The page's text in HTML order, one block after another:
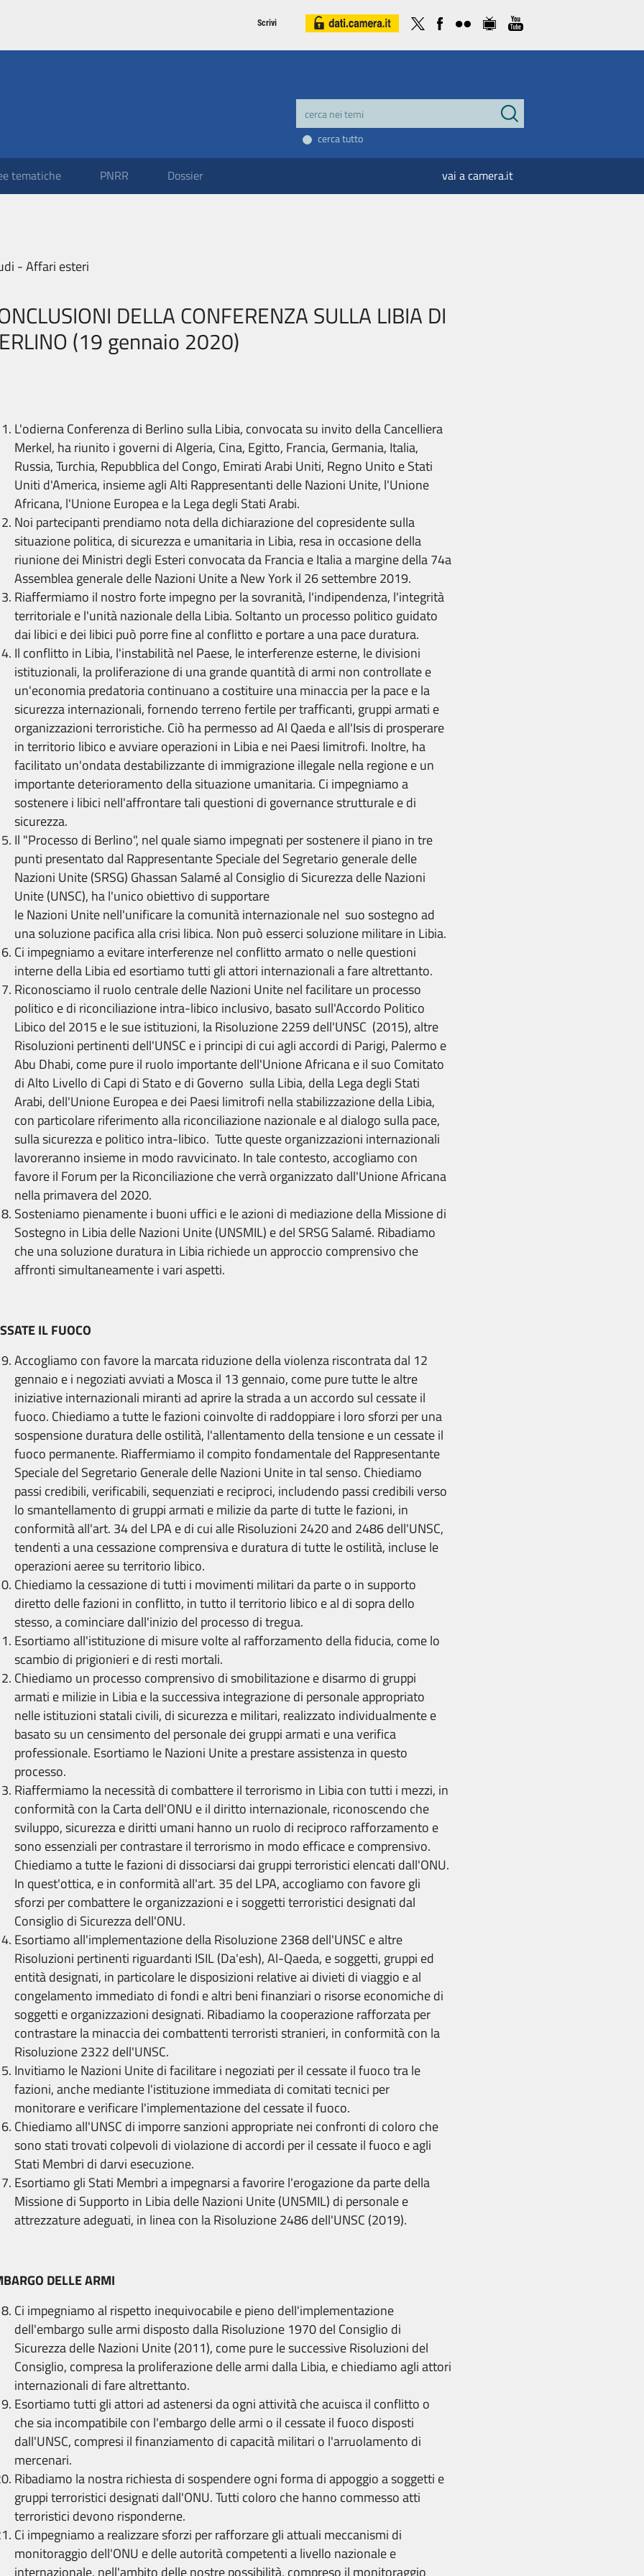
Scrivi
cerca tutto
tematiche PNRR Dossier vai a camera.it
- Affari esteri
DELLA CONFERENZA SULLA LIBIA DI
(19 gennaio 2020)
L'odierna Conferenza di Berlino sulla Libia, convocata su invito della Cancelliera
Merkel, ha riunito i governi di Algeria, Cina, Egitto, Francia, Germania, Italia,
Russia, Turchia, Repubblica del Congo, Emirati Arabi Uniti, Regno Unito e Stati
Uniti d'America, insieme agli Alti Rappresentanti delle Nazioni Unite, l'Unione
Africana, l'Unione Europea e la Lega degli Stati Arabi.
Noi partecipanti prendiamo nota della dichiarazione del copresidente sulla
situazione politica, di sicurezza e umanitaria in Libia, resa in occasione della
riunione dei Ministri degli Esteri convocata da Francia e Italia a margine della 74a
Assemblea generale delle Nazioni Unite a New York il 26 settembre 2019.
Riaffermiamo il nostro forte impegno per la sovranità, l'indipendenza, l'integrità
territoriale e l'unità nazionale della Libia. Soltanto un processo politico guidato
dai libici e dei libici può porre fine al conflitto e portare a una pace duratura.
Il conflitto in Libia, l'instabilità nel Paese, le interferenze esterne, le divisioni
istituzionali, la proliferazione di una grande quantità di armi non controllate e
un'economia predatoria continuano a costituire una minaccia per la pace e la
sicurezza internazionali, fornendo terreno fertile per trafficanti, gruppi armati e
organizzazioni terroristiche. Ciò ha permesso ad Al Qaeda e all'Isis di prosperare
in territorio libico e avviare operazioni in Libia e nei Paesi limitrofi. Inoltre, ha
facilitato un'ondata destabilizzante di immigrazione illegale nella regione e un
importante deterioramento della situazione umanitaria. Ci impegniamo a
sostenere i libici nell'affrontare tali questioni di governance strutturale e di
sicurezza.
Il "Processo di Berlino", nel quale siamo impegnati per sostenere il piano in tre
punti presentato dal Rappresentante Speciale del Segretario generale delle
Nazioni Unite (SRSG) Ghassan Salamé al Consiglio di Sicurezza delle Nazioni
Unite (UNSC), ha l'unico obiettivo di supportare
le Nazioni Unite nell'unificare la comunità internazionale nel suo sostegno ad
una soluzione pacifica alla crisi libica. Non può esserci soluzione militare in Libia.
Ci impegniamo a evitare interferenze nel conflitto armato o nelle questioni
interne della Libia ed esortiamo tutti gli attori internazionali a fare altrettanto.
Riconosciamo il ruolo centrale delle Nazioni Unite nel facilitare un processo
politico e di riconciliazione intra-libico inclusivo, basato sull'Accordo Politico
Libico del 2015 e le sue istituzioni, la Risoluzione 2259 dell'UNSC (2015), altre
Risoluzioni pertinenti dell'UNSC e i principi di cui agli accordi di Parigi, Palermo e
Abu Dhabi, come pure il ruolo importante dell'Unione Africana e il suo Comitato
di Alto Livello di Capi di Stato e di Governo sulla Libia, della Lega degli Stati
Arabi, dell'Unione Europea e dei Paesi limitrofi nella stabilizzazione della Libia,
con particolare riferimento alla riconciliazione nazionale e al dialogo sulla pace,
sulla sicurezza e politico intra-libico. Tutte queste organizzazioni internazionali
lavoreranno insieme in modo ravvicinato. In tale contesto, accogliamo con
favore il Forum per la Riconciliazione che verrà organizzato dall'Unione Africana
nella primavera del 2020.
Sosteniamo pienamente i buoni uffici e le azioni di mediazione della Missione di
Sostegno in Libia delle Nazioni Unite (UNSMIL) e del SRSG Salamé. Ribadiamo
che una soluzione duratura in Libia richiede un approccio comprensivo che
affronti simultaneamente i vari aspetti.
IL FUOCO
Accogliamo con favore la marcata riduzione della violenza riscontrata dal 12
gennaio e i negoziati avviati a Mosca il 13 gennaio, come pure tutte le altre
iniziative internazionali miranti ad aprire la strada a un accordo sul cessate il
fuoco. Chiediamo a tutte le fazioni coinvolte di raddoppiare i loro sforzi per una
sospensione duratura delle ostilità, l'allentamento della tensione e un cessate il
fuoco permanente. Riaffermiamo il compito fondamentale del Rappresentante
Speciale del Segretario Generale delle Nazioni Unite in tal senso. Chiediamo
passi credibili, verificabili, sequenziati e reciproci, includendo passi credibili verso
lo smantellamento di gruppi armati e milizie da parte di tutte le fazioni, in
conformità all'art. 34 del LPA e di cui alle Risoluzioni 2420 and 2486 dell'UNSC,
tendenti a una cessazione comprensiva e duratura di tutte le ostilità, incluse le
operazioni aeree su territorio libico.
Chiediamo la cessazione di tutti i movimenti militari da parte o in supporto
diretto delle fazioni in conflitto, in tutto il territorio libico e al di sopra dello
stesso, a cominciare dall'inizio del processo di tregua.
Esortiamo all'istituzione di misure volte al rafforzamento della fiducia, come lo
scambio di prigionieri e di resti mortali.
Chiediamo un processo comprensivo di smobilitazione e disarmo di gruppi
armati e milizie in Libia e la successiva integrazione di personale appropriato
nelle istituzioni statali civili, di sicurezza e militari, realizzato individualmente e
basato su un censimento del personale dei gruppi armati e una verifica
professionale. Esortiamo le Nazioni Unite a prestare assistenza in questo
processo.
Riaffermiamo la necessità di combattere il terrorismo in Libia con tutti i mezzi, in
conformità con la Carta dell'ONU e il diritto internazionale, riconoscendo che
sviluppo, sicurezza e diritti umani hanno un ruolo di reciproco rafforzamento e
sono essenziali per contrastare il terrorismo in modo efficace e comprensivo.
Chiediamo a tutte le fazioni di dissociarsi dai gruppi terroristici elencati dall'ONU.
In quest'ottica, e in conformità all'art. 35 del LPA, accogliamo con favore gli
sforzi per combattere le organizzazioni e i soggetti terroristici designati dal
Consiglio di Sicurezza dell'ONU.
Esortiamo all'implementazione della Risoluzione 2368 dell'UNSC e altre
Risoluzioni pertinenti riguardanti ISIL (Da'esh), Al-Qaeda, e soggetti, gruppi ed
entità designati, in particolare le disposizioni relative ai divieti di viaggio e al
congelamento immediato di fondi e altri beni finanziari o risorse economiche di
soggetti e organizzazioni designati. Ribadiamo la cooperazione rafforzata per
contrastare la minaccia dei combattenti terroristi stranieri, in conformità con la
Risoluzione 2322 dell'UNSC.
Invitiamo le Nazioni Unite di facilitare i negoziati per il cessate il fuoco tra le
fazioni, anche mediante l'istituzione immediata di comitati tecnici per
monitorare e verificare l'implementazione del cessate il fuoco.
Chiediamo all'UNSC di imporre sanzioni appropriate nei confronti di coloro che
sono stati trovati colpevoli di violazione di accordi per il cessate il fuoco e agli
Stati Membri di darvi esecuzione.
Esortiamo gli Stati Membri a impegnarsi a favorire l'erogazione da parte della
Missione di Supporto in Libia delle Nazioni Unite (UNSMIL) di personale e
attrezzature adeguati, in linea con la Risoluzione 2486 dell'UNSC (2019).
DELLE ARMI
Ci impegniamo al rispetto inequivocabile e pieno dell'implementazione
dell'embargo sulle armi disposto dalla Risoluzione 1970 del Consiglio di
Sicurezza delle Nazioni Unite (2011), come pure le successive Risoluzioni del
Consiglio, compresa la proliferazione delle armi dalla Libia, e chiediamo agli attori
internazionali di fare altrettanto.
Esortiamo tutti gli attori ad astenersi da ogni attività che acuisca il conflitto o
che sia incompatibile con l'embargo delle armi o il cessate il fuoco disposti
dall'UNSC, compresi il finanziamento di capacità militari o l'arruolamento di
mercenari.
Ribadiamo la nostra richiesta di sospendere ogni forma di appoggio a soggetti e
gruppi terroristici designati dall'ONU. Tutti coloro che hanno commesso atti
terroristici devono risponderne.
Ci impegniamo a realizzare sforzi per rafforzare gli attuali meccanismi di
monitoraggio dell'ONU e delle autorità competenti a livello nazionale e
internazionale, nell'ambito delle nostre possibilità, compreso il monitoraggio